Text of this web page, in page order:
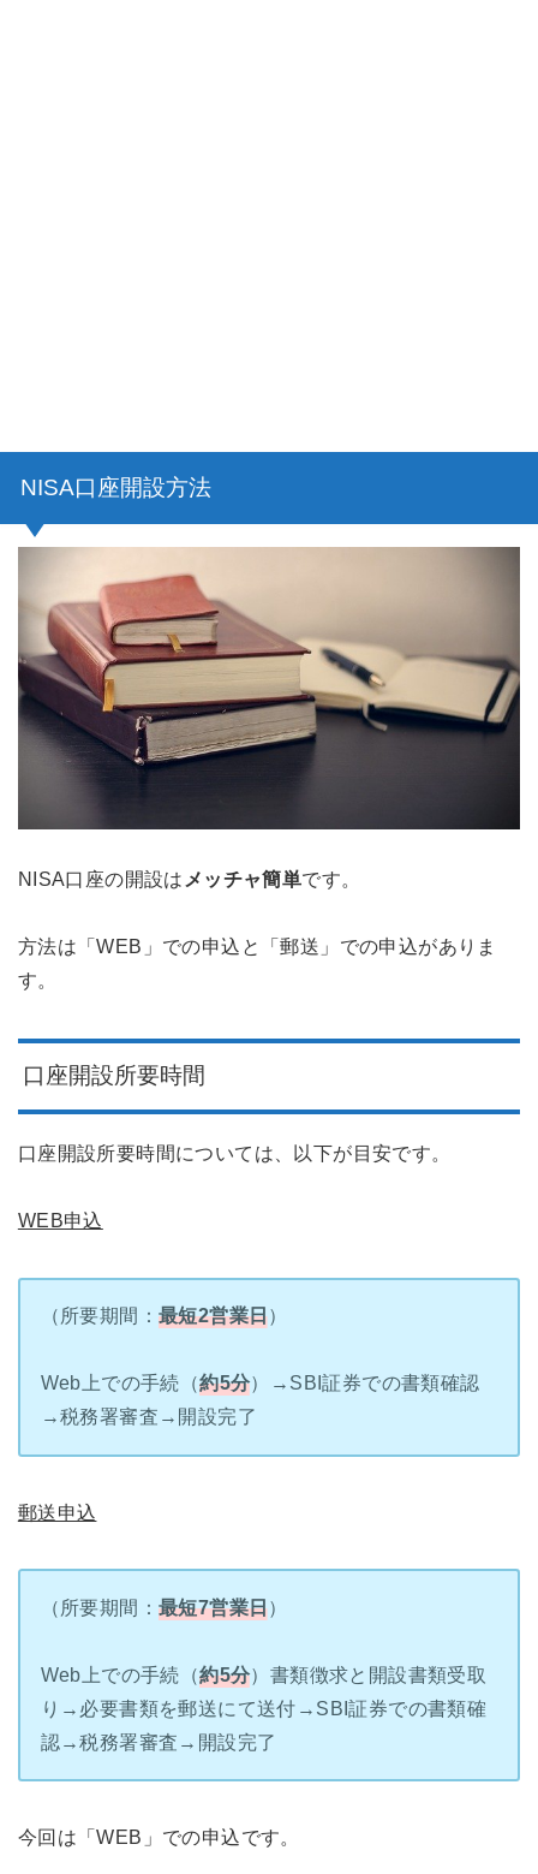
NISA口座開設方法
NISA口座の開設は メッチャ簡単です。
方法は「WEB」での申込と「郵送」での申込がありま
す。
口座開設所要時間
口座開設所要時間については、以下が目安です。
WEB申込
（所要期間： 最短2営業日）
Web上での手続（約5分）→SBI証券での書類確認
→税務署審査→開設完了
郵送申込
（所要期間： 最短7営業日）
Web上での手続（約5分）書類徴求と開設書類受取
り→必要書類を郵送にて送付→SBI証券での書類確
認→税務署審査→開設完了
今回は「WEB」での申込です。